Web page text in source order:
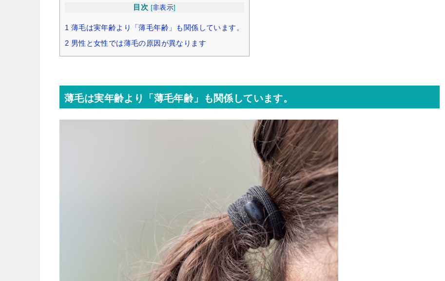
目次 [非表示]
1 薄毛は実年齢より「薄毛年齢」も関係しています。
2 男性と女性では薄毛の原因が異なります
薄毛は実年齢より「薄毛年齢」も関係しています。